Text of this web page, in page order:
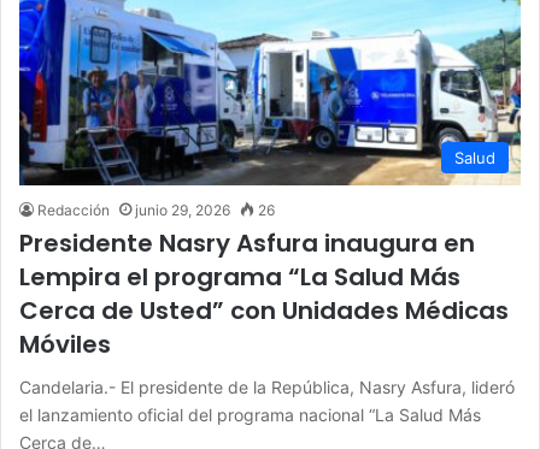
Salud
Redacción junio 29, 2026 26
Presidente Nasry Asfura inaugura en
Lempira el programa “La Salud Más
Cerca de Usted” con Unidades Médicas
Móviles
Candelaria.- El presidente de la República, Nasry Asfura, lideró
el lanzamiento oficial del programa nacional “La Salud Más
Cerca de…